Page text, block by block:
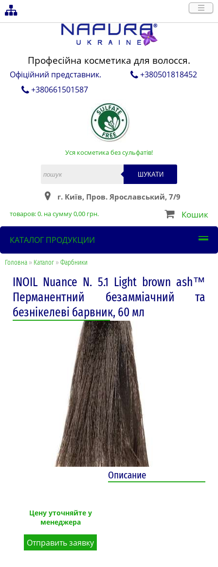
Професійна косметика для волосся.
Офіційний представник.
+380501818452
+380661501587
Уся косметика без сульфатів!
ШУКАТИ
г. Київ, Пров. Ярославський, 7/9
товаров:0. на сумму0,00 грн. Кошик
КАТАЛОГ ПРОДУКЦИИ
Головна » Каталог » Фарбники
INOIL Nuance N. 5.1 Light brown ash™
Перманентний безамміачний та
безнікелеві барвник, 60 мл
Цену уточняйте у
менеджера
Отправить заявку
Описание